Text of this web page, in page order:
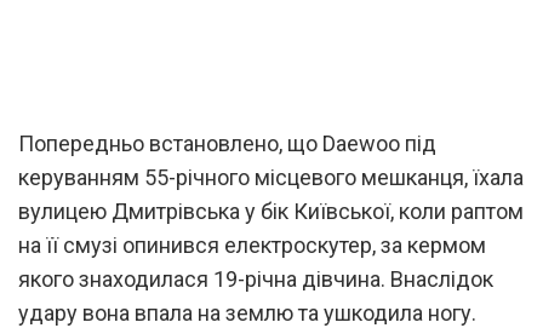
Попередньо встановлено, що Daewoо під
керуванням 55-річного місцевого мешканця, їхала
вулицею Дмитрівська у бік Київської, коли раптом
на її смузі опинився електроскутер, за кермом
якого знаходилася 19-річна дівчина. Внаслідок
удару вона впала на землю та ушкодила ногу.